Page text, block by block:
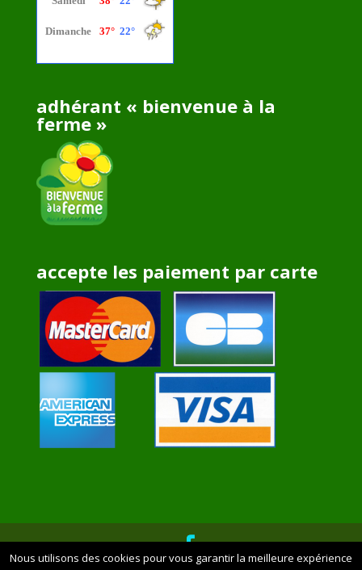
adhérant « bienvenue à la
ferme »
accepte les paiement par carte
Nous utilisons des cookies pour vous garantir la meilleure expérience